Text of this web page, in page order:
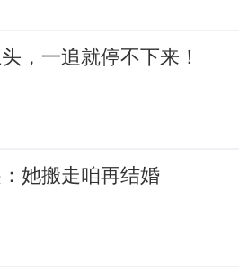
，一追就停不下来！
她搬走咱再结婚